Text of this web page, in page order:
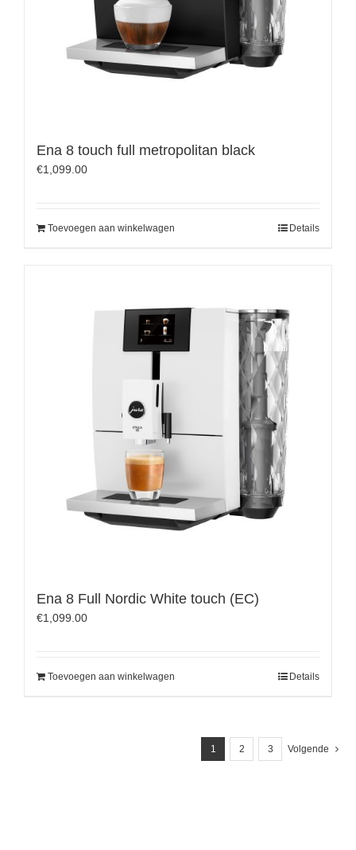
Ena 8 touch full metropolitan black
€1,099.00
Toevoegen aan winkelwagen Details
Ena 8 Full Nordic White touch (EC)
€1,099.00
Toevoegen aan winkelwagen Details
1 2 3 Volgende